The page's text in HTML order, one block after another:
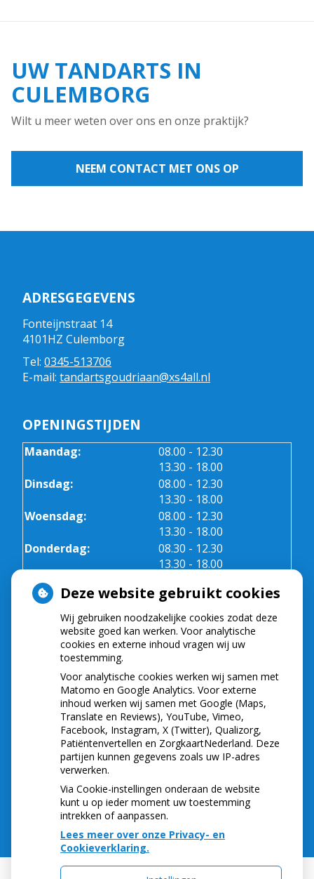
UW TANDARTS IN
CULEMBORG
Wilt u meer weten over ons en onze praktijk?
NEEM CONTACT MET ONS OP
ADRESGEGEVENS
Fonteijnstraat 14
4101HZ Culemborg
Tel: 0345-513706
E-mail: tandartsgoudriaan@xs4all.nl
OPENINGSTIJDEN
Maandag: 08.00 tot
- 12.30
13.30 tot
- 18.00
Dinsdag:
08.00 tot
- 12.30
13.30 tot
- 18.00
Woensdag:
08.00 tot
- 12.30
13.30 tot
- 18.00
Donderdag:
08.30 tot
- 12.30
13.30 tot
- 18.00
Vrijdag:
NIEUWS
Let op: valse Infomedics-mails over
openstaande rekening
Tanden bleken? Laat het veilig doen!
Gezond tandvlees: de basis voor een gezonde
mond
Naar de tandarts in het buitenland? Wees op je
hoede!
(Mond)zorgkosten gemaakt in 2025? Check of
die aftrekbaar zijn
Deze website gebruikt cookies
Wij gebruiken noodzakelijke cookies zodat deze
website goed kan werken. Voor analytische
cookies en externe inhoud vragen wij uw
toestemming.
Voor analytische cookies werken wij samen met
Matomo en Google Analytics. Voor externe
inhoud werken wij samen met Google (Maps,
Translate en Reviews), YouTube, Vimeo,
Facebook, Instagram, X (Twitter), Qualizorg,
Patiëntenvertellen en ZorgkaartNederland. Deze
partijen kunnen gegevens zoals uw IP-adres
verwerken.
Via Cookie-instellingen onderaan de website
kunt u op ieder moment uw toestemming
intrekken of aanpassen.
Lees meer over onze Privacy- en
Cookieverklaring.